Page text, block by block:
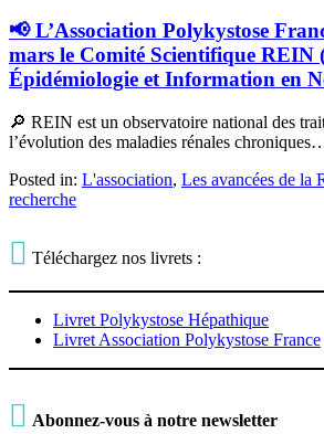
📢 L’Association Polykystose
mars le Comité Scientifique REIN
Épidémiologie et Information en
🔎 REIN est un observatoire national des
l’évolution des maladies rénales
Posted in: L'association, Les avancées de la
recherche
 Téléchargez nos livrets :
Livret Polykystose Hépathique
Livret Association Polykystose France
 Abonnez-vous à notre newsletter